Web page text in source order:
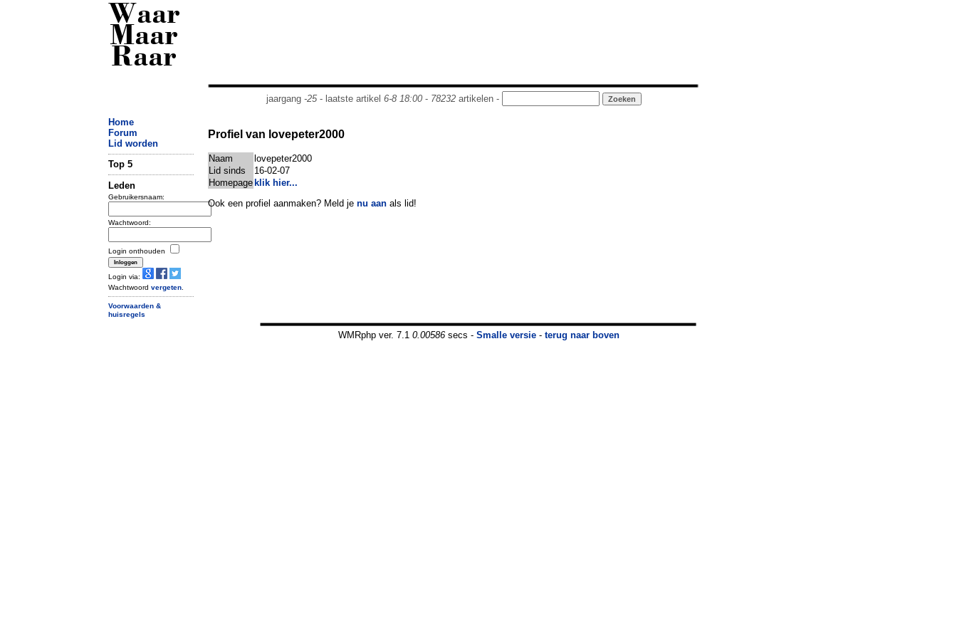
Waar
Maar
Raar
jaargang -25- laatste artikel 6-8 18:00- 78232artikelen -
Home
Forum
Lid worden
Top 5
Leden
Gebruikersnaam:
Wachtwoord:
Login onthouden
Login via:
Wachtwoord vergeten
Voorwaarden &
huisregels
Profiel van lovepeter2000
Naam
lovepeter2000
Lid sinds
16-02-07
Homepage klik hier...
Ook een profiel aanmaken? Meld je nu aan als lid!
WMRphp ver. 7.1 0.00586secs - Smalle versie- terug naar boven